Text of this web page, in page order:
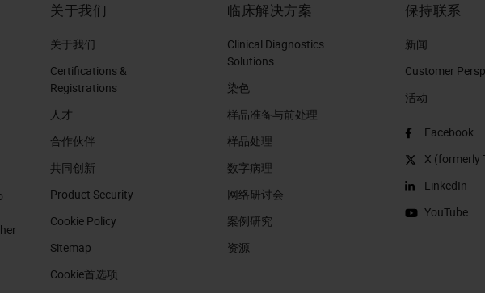
关于我们
关于我们
Certifications &
Registrations
人才
合作伙伴
共同创新
Product Security
Cookie Policy
Sitemap
Cookie首选项
临床解决方案
Clinical Diagnostics
Solutions
染色
样品准备与前处理
样品处理
数字病理
网络研讨会
案例研究
资源
保持联系
新闻
Customer
活动
Facebook
X (formerly
LinkedIn
YouTube